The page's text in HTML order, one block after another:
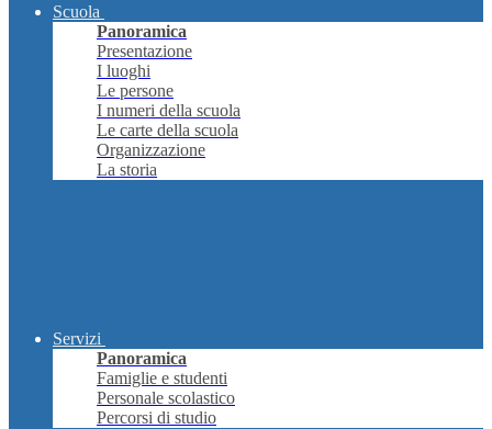
Scuola
Panoramica
Presentazione
I luoghi
Le persone
I numeri della scuola
Le carte della scuola
Organizzazione
La storia
Servizi
Panoramica
Famiglie e studenti
Personale scolastico
Percorsi di studio